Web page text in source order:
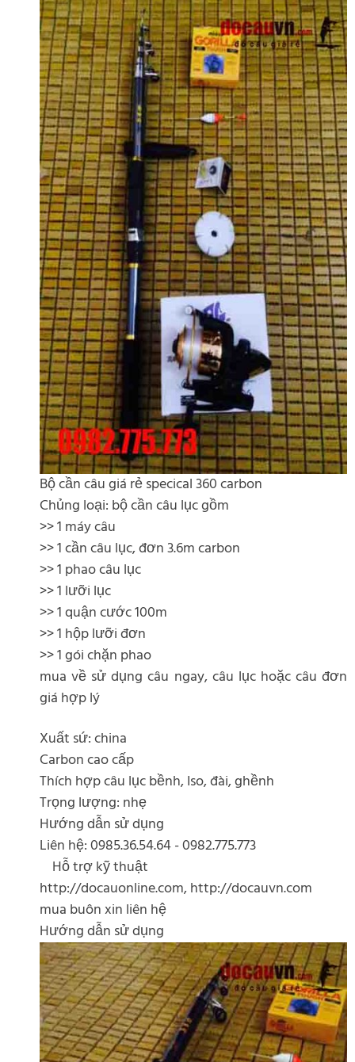
Bộ cần câu giá rẻ specical 360 carbon
Chủng loại: bộ cần câu lục gồm
>> 1 máy câu
>> 1 cần câu lục, đơn 3.6m carbon
>> 1 phao câu lục
>> 1 lưỡi lục
>> 1 quận cước 100m
>> 1 hộp lưỡi đơn
>> 1 gói chặn phao
mua về sử dụng câu ngay, câu lục hoặc câu đơn
giá hợp lý
Xuất sứ: china
Carbon cao cấp
Thích hợp câu lục bềnh, Iso, đài, ghềnh
Trọng lượng: nhẹ
Hướng dẫn sử dụng
Liên hệ: 0985.36.54.64 - 0982.775.773
Hỗ trợ kỹ thuật
http://docauonline.com, http://docauvn.com
mua buôn xin liên hệ
Hướng dẫn sử dụng